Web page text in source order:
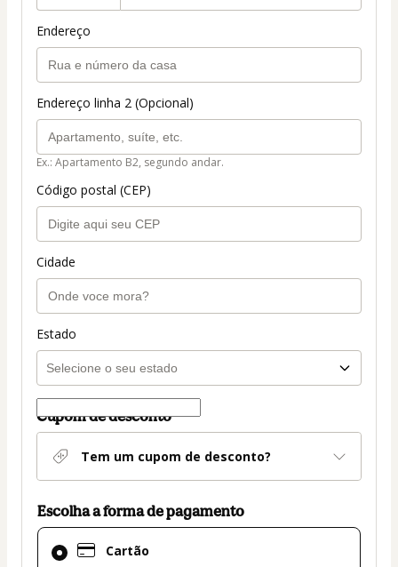
Endereço
Endereço linha 2 (Opcional)
Ex.: Apartamento B2, segundo andar.
Código postal (CEP)
Cidade
Estado
Cupom de desconto
Tem um cupom de desconto?
Escolha a forma de pagamento
Cartão
Cartão
selecionado